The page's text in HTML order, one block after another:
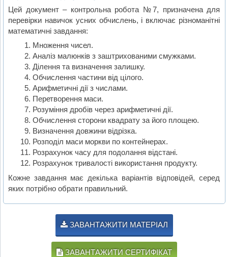
Цей документ – контрольна робота №7, призначена для
перевірки навичок усних обчислень, і включає різноманітні
математичні завдання:
Множення чисел.
Аналіз малюнків з заштрихованими смужками.
Ділення та визначення залишку.
Обчислення частини від цілого.
Арифметичні дії з числами.
Перетворення маси.
Розуміння дробів через арифметичні дії.
Обчислення сторони квадрату за його площею.
Визначення довжини відрізка.
Розподіл маси моркви по контейнерах.
Розрахунок часу для подолання відстані.
Розрахунок тривалості використання продукту.
Кожне завдання має декілька варіантів відповідей, серед
яких потрібно обрати правильний.
ЗАВАНТАЖИТИ МАТЕРІАЛ
ЗАВАНТАЖИТИ СЕРТИФІКАТ